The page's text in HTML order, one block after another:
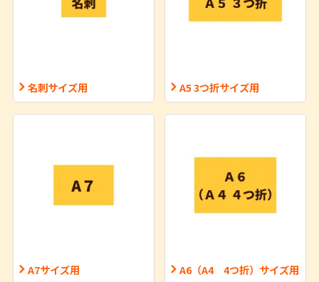
名刺サイズ用 A5 3つ折サイズ用
A7サイズ用 A6（A4 4つ折）サイズ用